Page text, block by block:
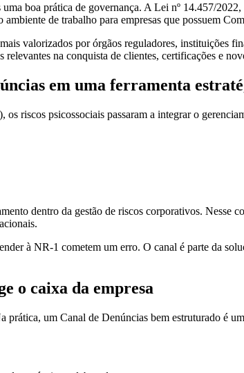
boa prática de governança. A Lei nº 14.457/
de trabalho para empresas que possuem
valorizados por órgãos reguladores, instituições
na conquista de clientes, certificações e
em uma ferramenta
riscos psicossociais passaram a integrar o
dentro da gestão de riscos corporativos.
à NR-1 cometem um erro. O canal é parte da
o caixa da empresa
um Canal de Denúncias bem estruturado é